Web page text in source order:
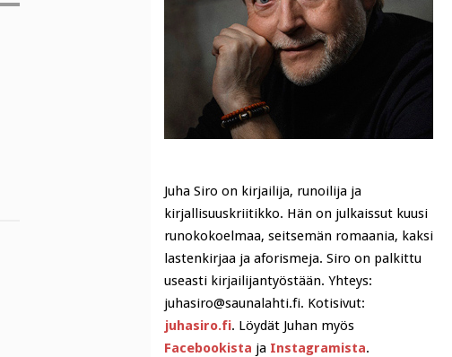
Juha Siro on kirjailija, runoilija ja
kirjallisuuskriitikko. Hän on julkaissut kuusi
runokokoelmaa, seitsemän romaania, kaksi
lastenkirjaa ja aforismeja. Siro on palkittu
useasti kirjailijantyöstään. Yhteys:
juhasiro@saunalahti.fi. Kotisivut:
juhasiro.fi. Löydät Juhan myös
Facebookista ja Instagramista.